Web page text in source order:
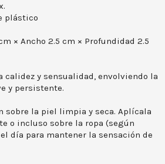
plástico
× Ancho 2.5 cm × Profundidad 2.5
calidez y sensualidad, envolviendo la
y persistente.
sobre la piel limpia y seca. Aplícala
o incluso sobre la ropa (según
día para mantener la sensación de